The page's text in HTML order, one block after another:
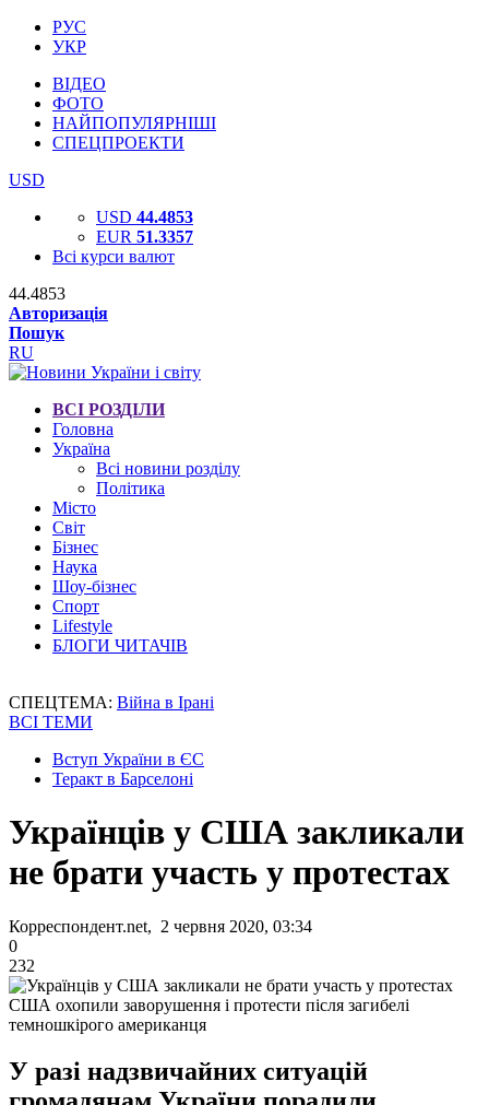
РУС
УКР
ВІДЕО
ФОТО
НАЙПОПУЛЯРНІШІ
СПЕЦПРОЕКТИ
USD
USD 44.4853
EUR 51.3357
Всі курси валют
44.4853
Авторизація
Пошук
RU
ВСІ РОЗДІЛИ
Головна
Україна
Всі новини розділу
Політика
Місто
Світ
Бізнес
Наука
Шоу-бізнес
Спорт
Lifestyle
БЛОГИ ЧИТАЧІВ
СПЕЦТЕМА: Війна в Ірані
ВСІ ТЕМИ
Вступ України в ЄС
Теракт в Барселоні
Українців у США закликали
не брати участь у протестах
Корреспондент.net, 2 червня 2020, 03:34
0
232
США охопили заворушення і протести після загибелі
темношкірого американця
У разі надзвичайних ситуацій